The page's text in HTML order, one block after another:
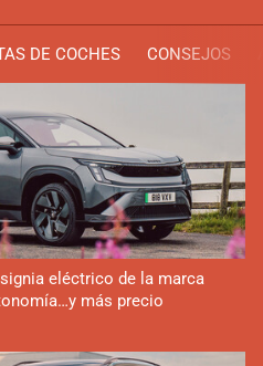
DE COCHES CONSEJOS
eléctrico de la marca
más precio